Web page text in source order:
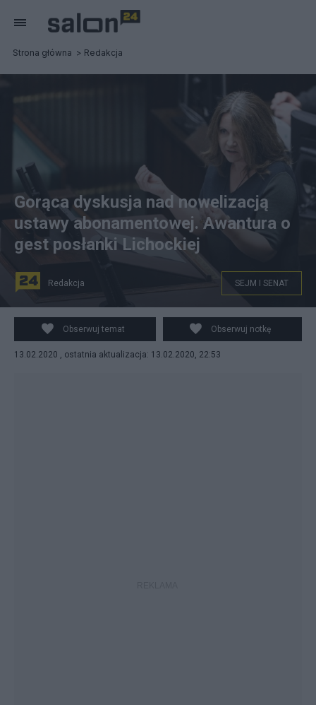
Strona główna Redakcja
Posłanka PiS Joanna Lichocka na sali obrad Sejmu, 13
bm. w Warszawie. Fot. PAP/Paweł Supernak
Gorąca dyskusja nad nowelizacją
ustawy abonamentowej. Awantura o
gest posłanki Lichockiej
Redakcja SEJM I SENAT
Obserwuj temat Obserwuj notkę
13.02.2020 , ostatnia aktualizacja: 13.02.2020, 22:53